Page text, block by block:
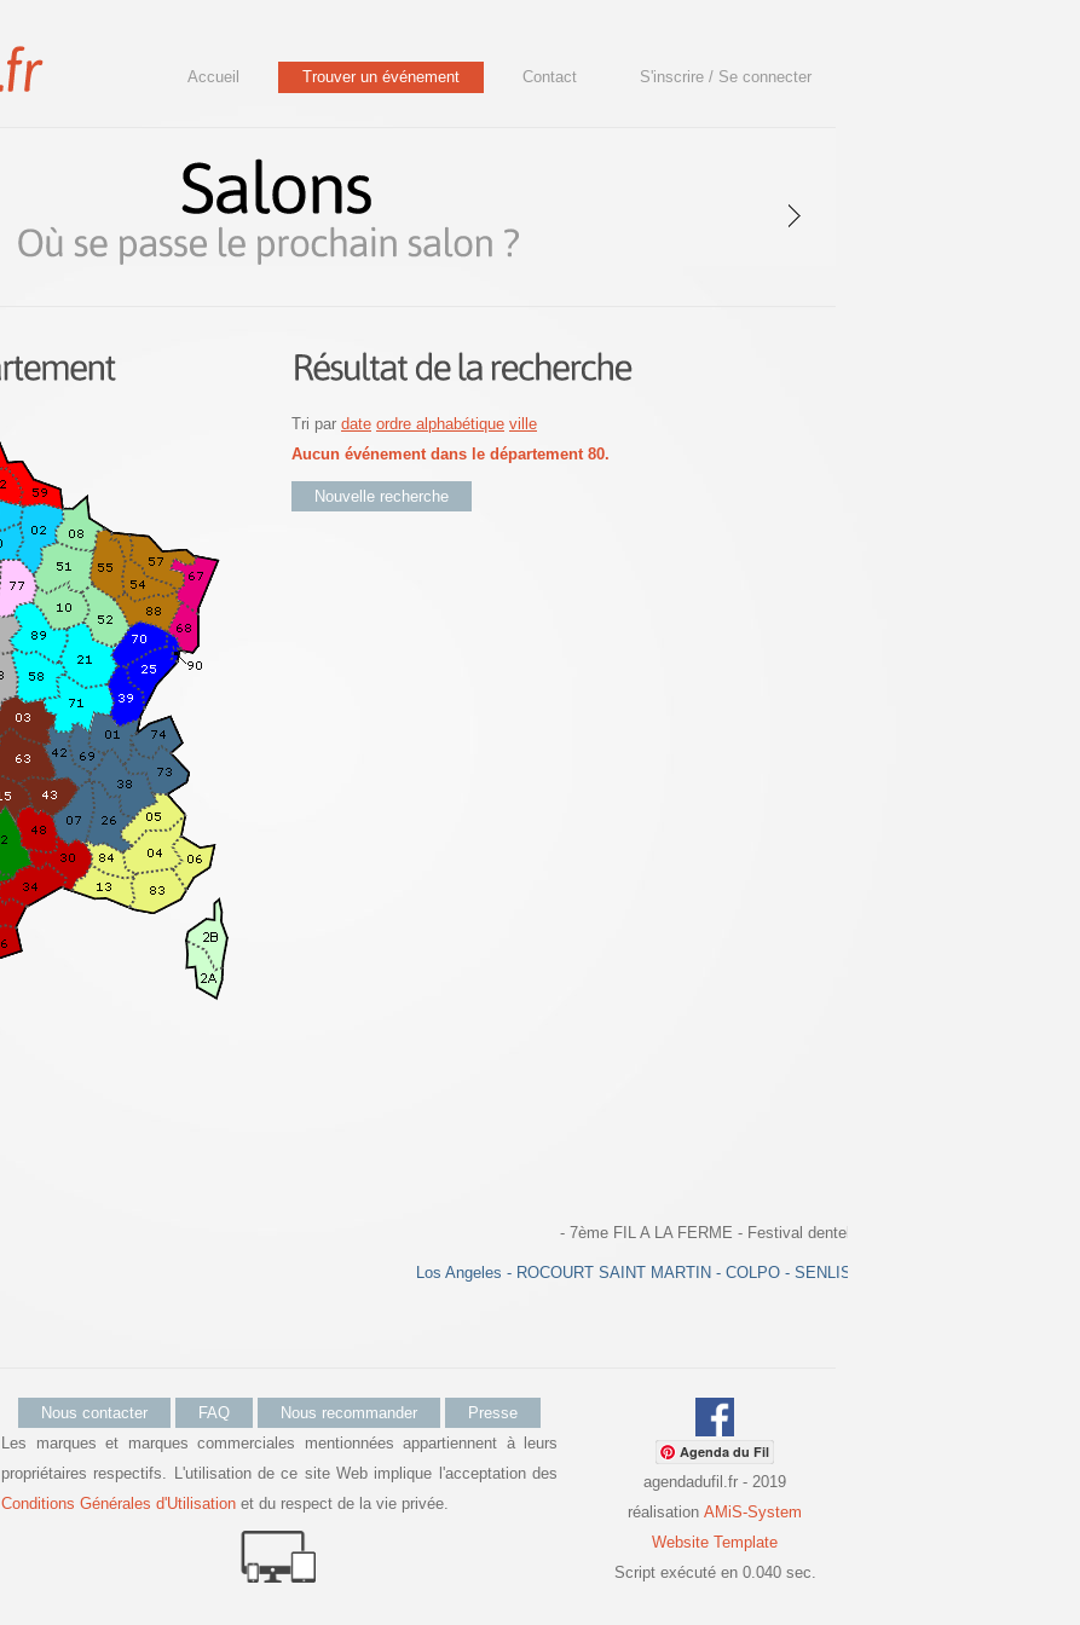
Accueil Trouver un événement Contact S'inscrire / Se connecter
Tri par date ordre alphabétique ville
Aucun événement dans le département 80.
Nouvelle recherche
- 7ème FIL A LA FERME - Festival dentellier de Colpo - Couvige de
Los Angeles - ROCOURT SAINT MARTIN - COLPO - SENLIS - CONNANTRE - MENDE -
Nous contacter FAQ Nous recommander
Presse
Les marques et marques commerciales mentionnées appartiennent à leurs
propriétaires respectifs. L'utilisation de ce site Web implique l'acceptation des
Conditions Générales d'Utilisation et du respect de la vie privée.
Agenda du Fil
agendadufil.fr - 2019
réalisation AMiS-System
Website Template
Script exécuté en 0.040 sec.